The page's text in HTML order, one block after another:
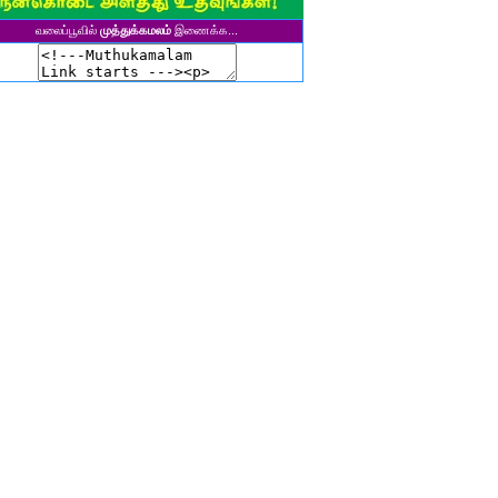
தனசேகரன்
ஹரிஹரன்
வலைப்பூவில் முத்துக்கமலம் இணைக்க...